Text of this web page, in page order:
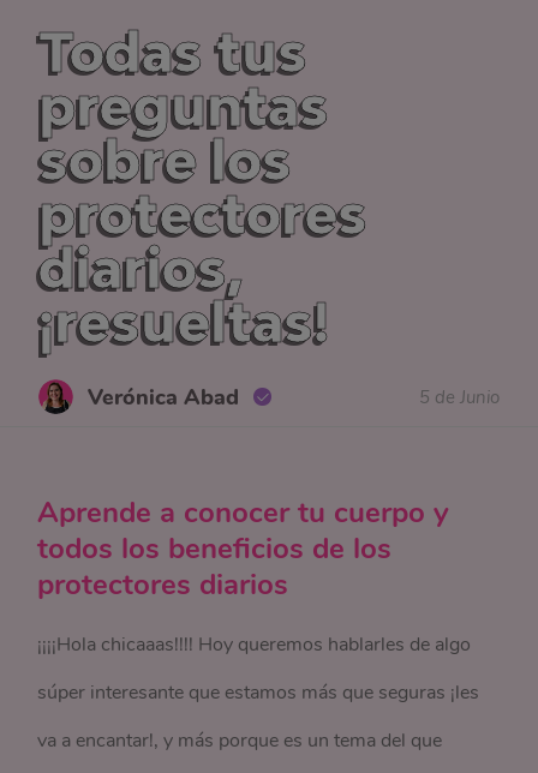
Todas tus
preguntas
sobre los
protectores
diarios,
¡resueltas!
Verónica Abad 5 de Junio
Aprende a conocer tu cuerpo y
todos los beneficios de los
protectores diarios
¡¡¡¡Hola chicaaas!!!! Hoy queremos hablarles de algo
súper interesante que estamos más que seguras ¡les
va a encantar!, y más porque es un tema del que